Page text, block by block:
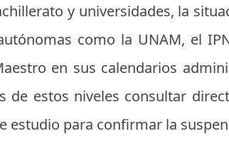
y universidades, la
como la UNAM, el
en sus calendarios
de estos niveles consultar
estudio para confirmar la